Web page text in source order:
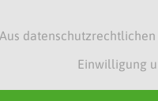
Aus
Einwilligung